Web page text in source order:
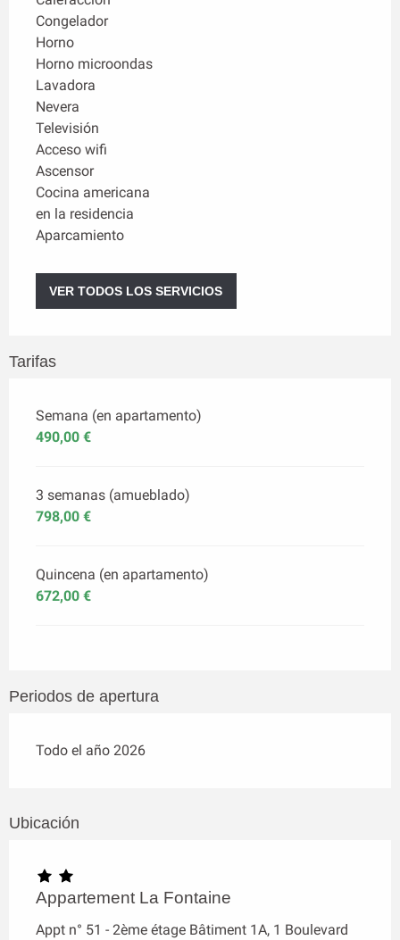
Congelador
Horno
Horno microondas
Lavadora
Nevera
Televisión
Acceso wifi
Ascensor
Cocina americana
en la residencia
Aparcamiento
VER TODOS LOS SERVICIOS
Tarifas
Semana (en apartamento)
490,00 €
3 semanas (amueblado)
798,00 €
Quincena (en apartamento)
672,00 €
Periodos de apertura
Todo el año 2026
Ubicación
Appartement La Fontaine
Appt n° 51 - 2ème étage Bâtiment 1A, 1 Boulevard